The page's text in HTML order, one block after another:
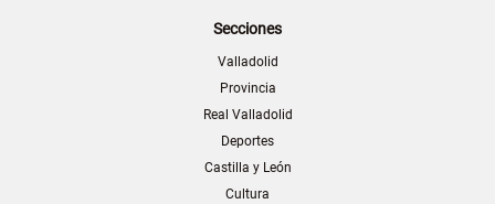
Secciones
Valladolid
Provincia
Real Valladolid
Deportes
Castilla y León
Cultura